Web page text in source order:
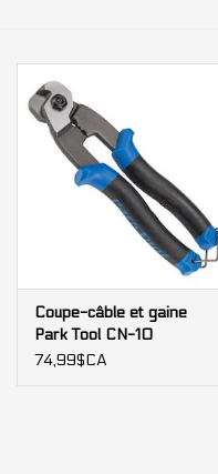
Bases et équipements
d'entrainement intérieur
Gift cards
Coupe-câble et gaine
Park Tool CN-10
74,99$CA